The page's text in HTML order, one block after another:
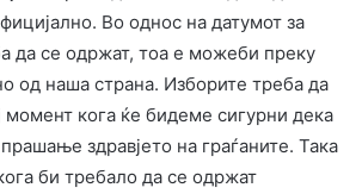
Во однос на датумот за
да се одржат, тоа е можеби преку
од наша страна. Изборите треба да
момент кога ќе бидеме сигурни дека
здравјето на граѓаните. Така
би требало да се одржат